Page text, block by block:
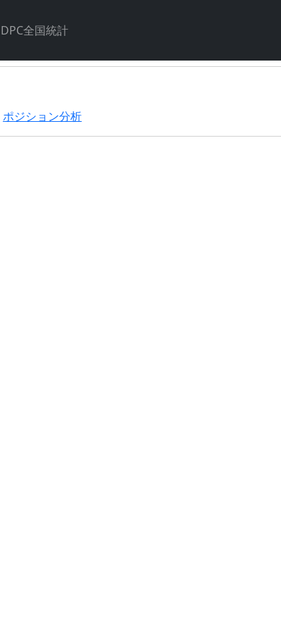
DPC全国統計
ポジション分析